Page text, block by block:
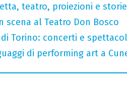
teatro, proiezioni e
scena al Teatro Don Bosco
di Torino: concerti e
di performing art a